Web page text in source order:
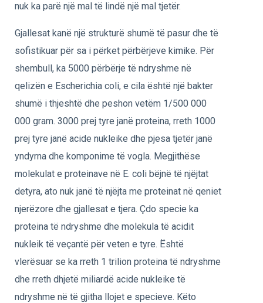
nuk ka parë një mal të lindë një mal tjetër.
Gjallesat kanë një strukturë shumë të pasur dhe të
sofistikuar për sa i përket përbërjeve kimike. Për
shembull, ka 5000 përbërje të ndryshme në
qelizën e Escherichia coli, e cila është një bakter
shumë i thjeshtë dhe peshon vetëm 1/500 000
000 gram. 3000 prej tyre janë proteina, rreth 1000
prej tyre janë acide nukleike dhe pjesa tjetër janë
yndyrna dhe komponime të vogla. Megjithëse
molekulat e proteinave në E. coli bëjnë të njëjtat
detyra, ato nuk janë të njëjta me proteinat në qeniet
njerëzore dhe gjallesat e tjera. Çdo specie ka
proteina të ndryshme dhe molekula të acidit
nukleik të veçantë për veten e tyre. Është
vlerësuar se ka rreth 1 trilion proteina të ndryshme
dhe rreth dhjetë miliardë acide nukleike të
ndryshme në të gjitha llojet e specieve. Këto